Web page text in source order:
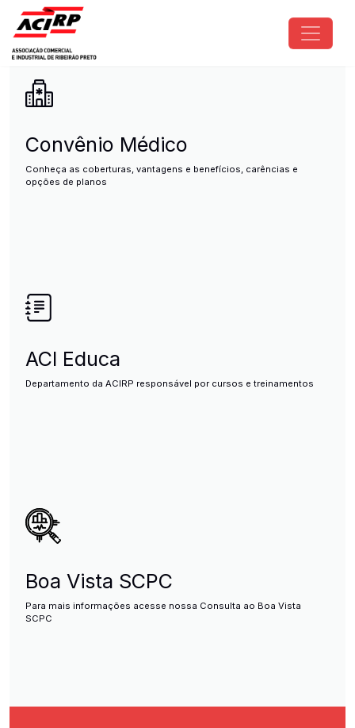
Pular para o conteúdo principal
ACIRP - Associação Comercial
Convênio Médico
Conheça as coberturas, vantagens e benefícios, carências e
opções de planos
ACI Educa
Departamento da ACIRP responsável por cursos e treinamentos
Boa Vista SCPC
Para mais informações acesse nossa Consulta ao Boa Vista
SCPC